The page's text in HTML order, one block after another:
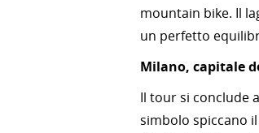
mountain bike. Il
un perfetto
Milano, capitale
Il tour si conclude
simbolo spiccano